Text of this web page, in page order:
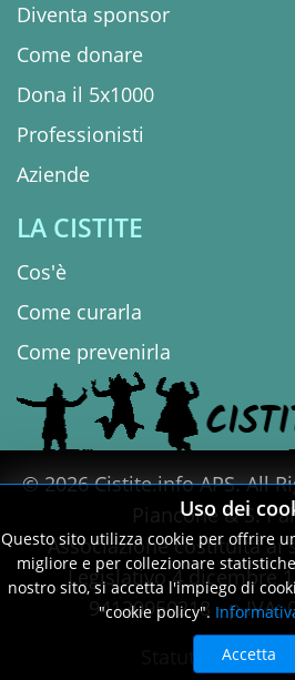
Diventa sponsor
Come donare
Dona il 5x1000
Professionisti
Aziende
LA CISTITE
Cos'è
Come curarla
Come prevenirla
© 2026 Cistite.info APS. All
Piancone & S.
Associazione costituita ai
Legislativo 4 dicembre
94130950218 - p.IVA:
|Privacy
Uso dei
Questo sito utilizza cookie per offrire
migliore e per collezionare
nostro sito, si accetta l'impiego di
"cookie policy".
Accetta